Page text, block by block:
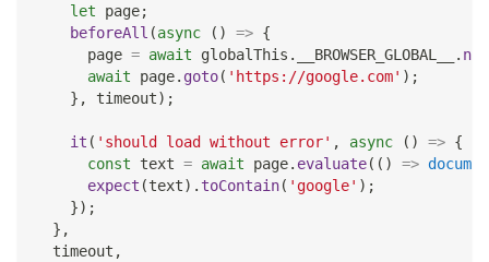
let page;
beforeAll (async ( ) => {
      page
= await globalThis . __BROWSER_GLOBAL__ .
await page. goto( 'https://google.com' ) ;
} , timeout) ;
it ( 'should load without error' , async ( ) => {
const text = await page. evaluate( ( ) =>
expect (text) . toContain( 'google' ) ;
}) ;
} ,
  timeout
,